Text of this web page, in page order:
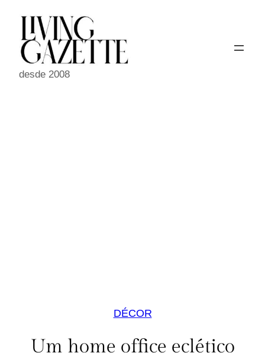
conteúdo
desde 2008
DÉCOR
Um home office eclético